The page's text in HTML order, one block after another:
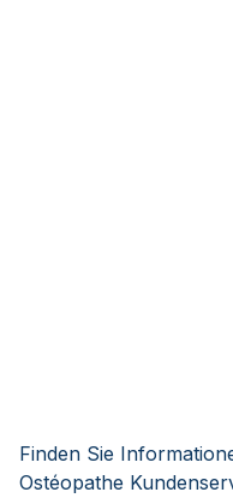
Finden Sie
Ostéopathe